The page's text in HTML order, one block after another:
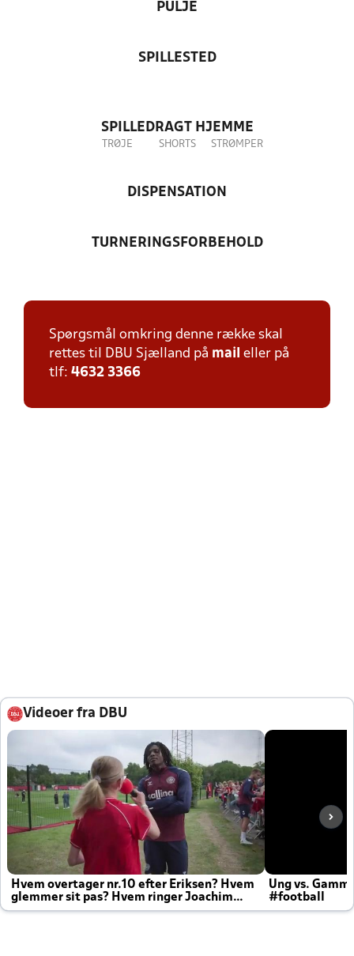
PULJE
SPILLESTED
SPILLEDRAGT HJEMME
TRØJE SHORTS STRØMPER
DISPENSATION
TURNERINGSFORBEHOLD
Spørgsmål omkring denne række skal
rettes til DBU Sjælland på mail eller på
tlf: 4632 3366
Videoer fra DBU
Hvem overtager nr.10 efter Eriksen? Hvem
glemmer sit pas? Hvem ringer Joachim
altid til efter kampe?
Ung vs.
#football